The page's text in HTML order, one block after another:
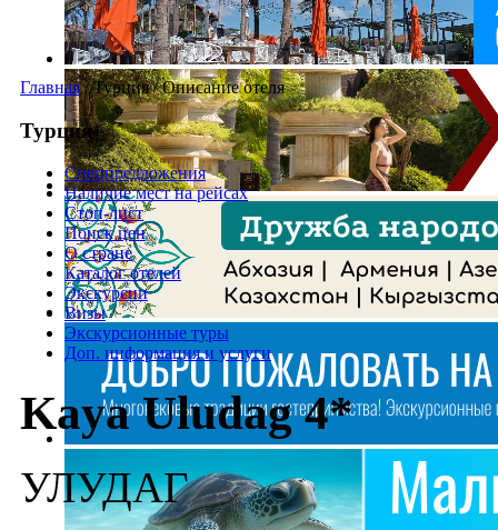
Главная /Турция/Описание отеля
Турция
Спецпредложения
Наличие мест на рейсах
Стоп-лист
Поиск цен
О стране
Каталог отелей
Экскурсии
Визы
Экскурсионные туры
Доп. информация и услуги
Kaya Uludag 4*
УЛУДАГ